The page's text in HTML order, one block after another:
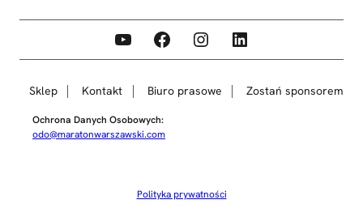
YouTube Facebook Instagram LinkedIn
Sklep Kontakt Biuro prasowe Zostań sponsorem
Ochrona Danych Osobowych:
odo@maratonwarszawski.com
Polityka prywatności